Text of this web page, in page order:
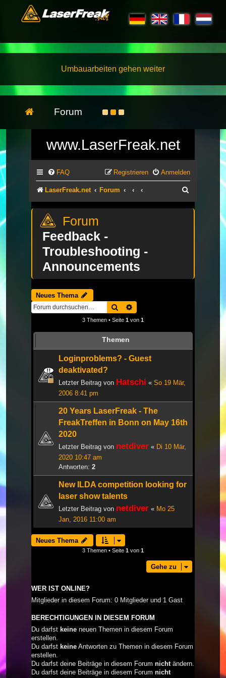
Umbauarbeiten gehen weiter
Forum
www.LaserFreak.net
FAQ Anmelden
Registrieren
LaserFreak.net Forum
Feedback -
Troubleshooting -
Announcements
Neues Thema
Suche
3 Themen • Seite 1 von 1
Themen
Loginproblems? - Guest
deaktivated?
Letzter Beitrag von Hatschi « So 19 Mär,
2006 8:41 pm
20 Years LaserFreak - The
FreakTreffen in Bonn on May 16th
2020
Letzter Beitrag von netdiver « Di 10 Mär,
2020 10:47 am
Antworten: 2
New ILDA competition looking for
laser show talents
Letzter Beitrag von netdiver « Mo 25
Jan, 2016 11:00 am
Neues Thema
3 Themen • Seite 1 von 1
Gehe zu
WER IST ONLINE?
Mitglieder in diesem Forum: 0 Mitglieder und 1 Gast
BERECHTIGUNGEN IN DIESEM FORUM
Du darfst keine neuen Themen in diesem Forum
erstellen.
Du darfst keine Antworten zu Themen in diesem Forum
erstellen.
Du darfst deine Beiträge in diesem Forum nicht ändern.
Du darfst deine Beiträge in diesem Forum nicht